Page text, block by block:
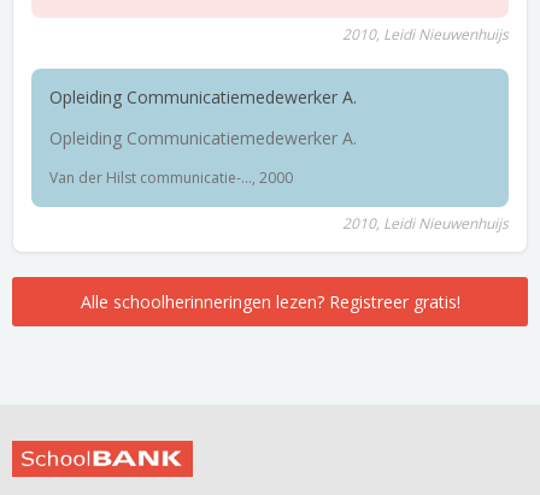
2010, Leidi Nieuwenhuijs
Opleiding Communicatiemedewerker A.
Opleiding Communicatiemedewerker A.
Van der Hilst communicatie-..., 2000
2010, Leidi Nieuwenhuijs
Alle schoolherinneringen lezen? Registreer gratis!